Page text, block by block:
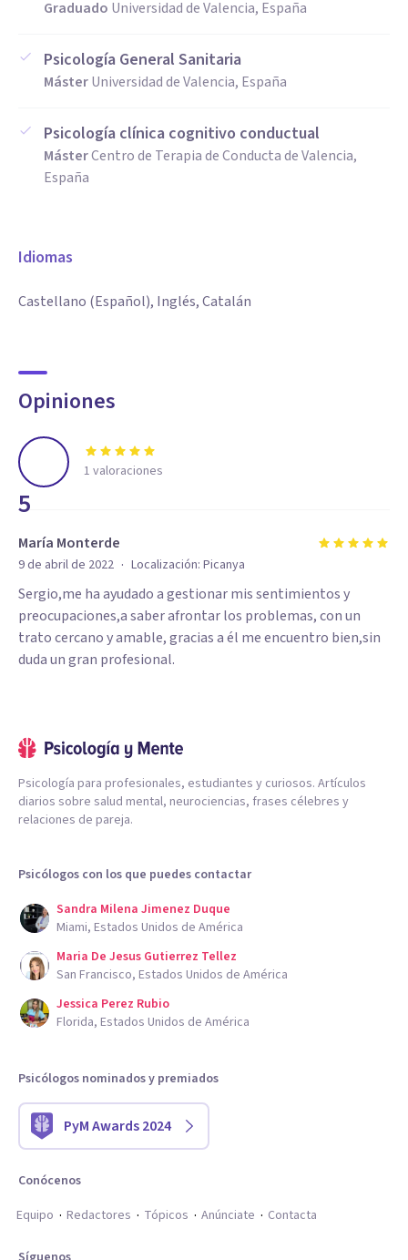
Graduado Universidad de Valencia, España
Psicología General Sanitaria
MásterUniversidad de Valencia, España
Psicología clínica cognitivo conductual
MásterCentro de Terapia de Conducta de Valencia,
España
Idiomas
Castellano (Español), Inglés, Catalán
Opiniones
5
1 valoraciones
María Monterde
9 de abril de 2022 · Localización: Picanya
Sergio,me ha ayudado a gestionar mis sentimientos y
preocupaciones,a saber afrontar los problemas, con un
trato cercano y amable, gracias a él me encuentro bien,sin
duda un gran profesional.
Psicología para profesionales, estudiantes y curiosos. Artículos
diarios sobre salud mental, neurociencias, frases célebres y
relaciones de pareja.
Psicólogos con los que puedes contactar
Sandra Milena Jimenez Duque
Miami, Estados Unidos de América
Maria De Jesus Gutierrez Tellez
San Francisco, Estados Unidos de América
Jessica Perez Rubio
Florida, Estados Unidos de América
Psicólogos nominados y premiados
PyM Awards 2024
Conócenos
Equipo
Redactores Tópicos Anúnciate Contacta